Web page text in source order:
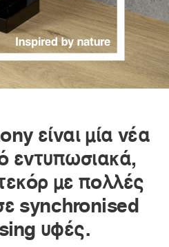
είναι μία νέα
εντυπωσιακά,
με πολλές
synchronised
υφές.